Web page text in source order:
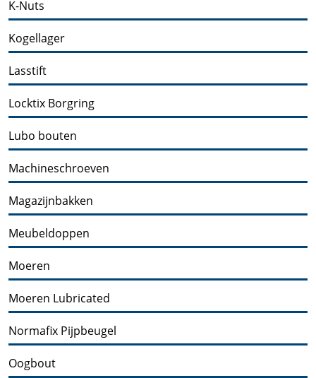
K-Nuts
Kogellager
Lasstift
Locktix Borgring
Lubo bouten
Machineschroeven
Magazijnbakken
Meubeldoppen
Moeren
Moeren Lubricated
Normafix Pijpbeugel
Oogbout